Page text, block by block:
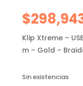
$
Klip Xtreme –
m – Gold –
Sin existencias